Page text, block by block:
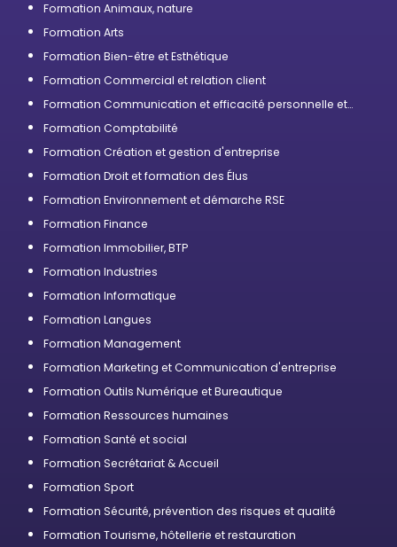
Formation Animaux, nature
Formation Arts
Formation Bien-être et Esthétique
Formation Commercial et relation client
Formation Communication et efficacité personnelle et
Formation Comptabilité
Formation Création et gestion d'entreprise
Formation Droit et formation des Élus
Formation Environnement et démarche RSE
Formation Finance
Formation Immobilier, BTP
Formation Industries
Formation Informatique
Formation Langues
Formation Management
Formation Marketing et Communication d'entreprise
Formation Outils Numérique et Bureautique
Formation Ressources humaines
Formation Santé et social
Formation Secrétariat & Accueil
Formation Sport
Formation Sécurité, prévention des risques et qualité
Formation Tourisme, hôtellerie et restauration